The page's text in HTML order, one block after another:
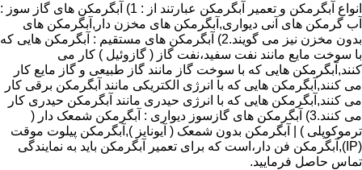
انواع آبگرمکن و تعمیر آبگرمکن عبارتند از : 1) آبگرمکن های گاز سوز :
آب گرمکن های آنی دیواری,آبگرمکن های مخزن دار,آبگرمکن های
بدون مخزن نیز می گویند.2) آبگرمکن های مستقیم : آبگرمکن هایی که
با سوخت مایع مانند نفت سفید،نفت گاز ( گازوئیل ) کار می
کنند,آبگرمکن هایی که با سوخت گاز مانند گاز طبیعی و گاز مایع کار
می کنند,آبگرمکن هایی که با انرژی الکتریکی مانند آبگرمکن برقی کار
می کنند,آبگرمکن هایی که با انرژی حیدری مانند آبگرمکن حیدری کار
می کنند.3) آبگرمکن های گازسوز دیواری : آبگرمکن شمعک دار (
ترموکوپلی ) | آبگرمکن بدون شمعک ( آیونایز ),آبگرمکن پیلوت موقت
(IP),آبگرمکن فن دار،است که برای تعمیر آبگرمکن باید به نمایندگی
تماس حاصل فرمایید.